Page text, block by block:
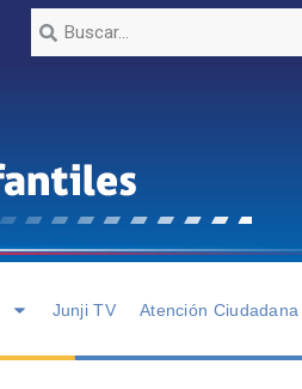
Junji TV Atención Ciudadana